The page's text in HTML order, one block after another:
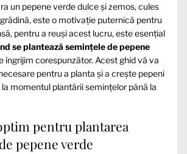
un pepene verde dulce și zemos, cules
este o motivație puternică pentru
pentru a reuși acest lucru, este esențial
se plantează semințele de pepene
îngrijim corespunzător. Acest ghid vă va
pentru a planta și a crește pepeni
momentul plantării semințelor până la
pentru plantarea
pepene verde